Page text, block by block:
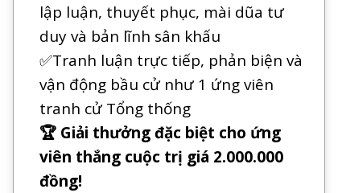
lập luận, thuyết phục, mài dũa tư
duy và bản lĩnh sân khấu
✅Tranh luận trực tiếp, phản biện và
vận động bầu cử như 1 ứng viên
tranh cử Tổng thống
🏆 Giải thưởng đặc biệt cho ứng
viên thắng cuộc trị giá 2.000.000
đồng!